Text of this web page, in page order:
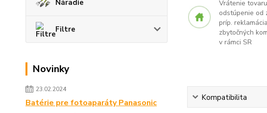
Náradie
Filtre
Novinky
23.02.2024
Batérie pre fotoaparáty Panasonic
Vrátenie
odstúpenie od
príp.
zbytočných
v rámci SR
Kompatibilita